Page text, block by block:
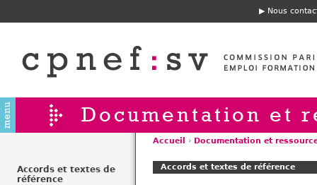
E
t
ê
e
Nous
Documentation et
Accueil › Documentation et
Accords et textes de référence
Accords et textes de
référence